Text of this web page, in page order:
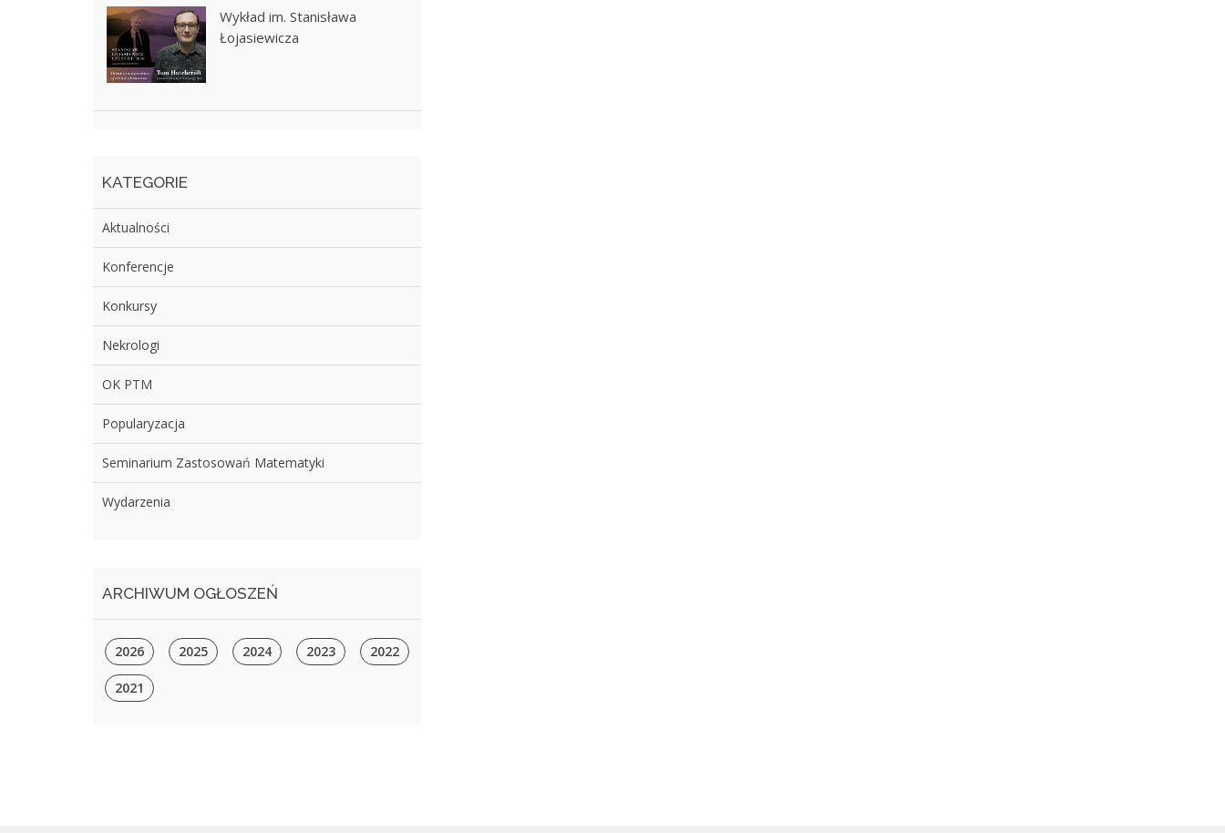
Wykład im. Stanisława
Łojasiewicza
KATEGORIE
Aktualności
Konferencje
Konkursy
Nekrologi
OK PTM
Popularyzacja
Seminarium Zastosowań Matematyki
Wydarzenia
ARCHIWUM OGŁOSZEŃ
2026 2025 2024 2023 2022
2021